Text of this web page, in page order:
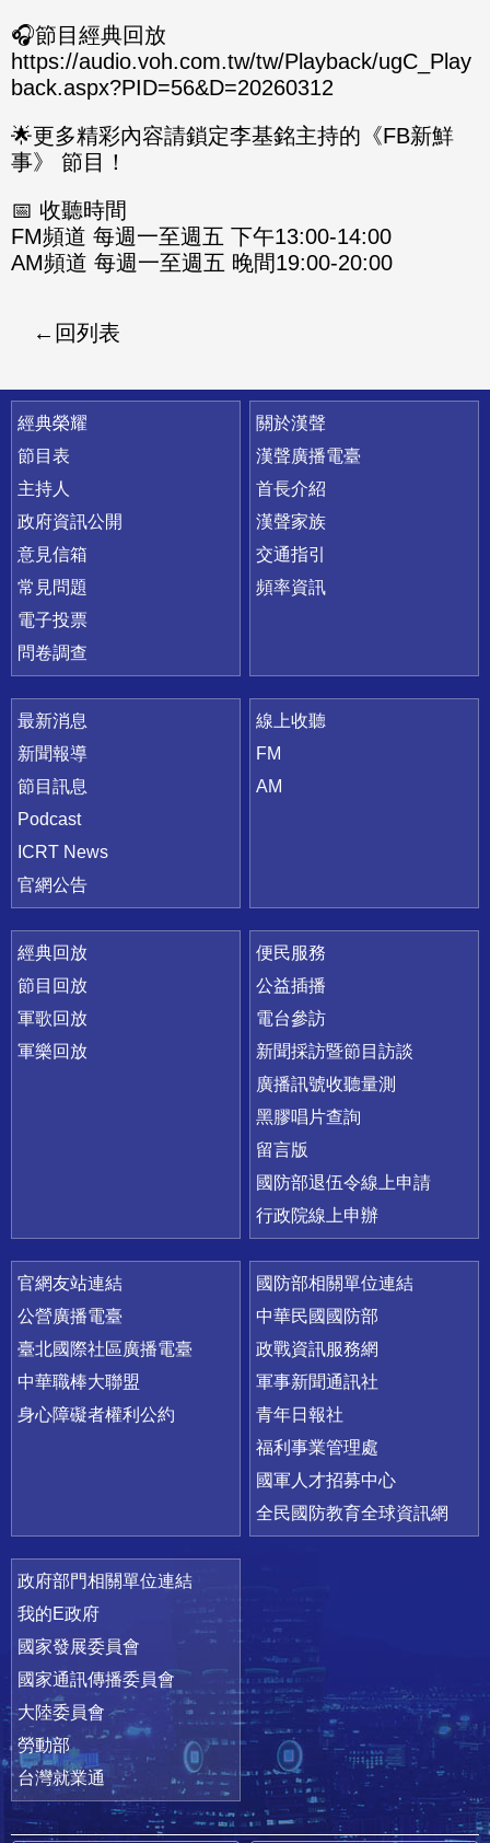
🎧節目經典回放
https://audio.voh.com.tw/tw/Playback/ugC_Play
back.aspx?PID=56&D=20260312
🌟更多精彩內容請鎖定李基銘主持的《FB新鮮
事》 節目！
📅 收聽時間
FM頻道 每週一至週五 下午13:00-14:00
AM頻道 每週一至週五 晚間19:00-20:00
回列表
快速連結
經典榮耀
節目表
主持人
政府資訊公開
意見信箱
常見問題
電子投票
問卷調查
關於漢聲
漢聲廣播電臺
首長介紹
漢聲家族
交通指引
頻率資訊
最新消息
新聞報導
節目訊息
Podcast
ICRT News
官網公告
線上收聽
FM
AM
經典回放
節目回放
軍歌回放
軍樂回放
便民服務
公益插播
電台參訪
新聞採訪暨節目訪談
廣播訊號收聽量測
黑膠唱片查詢
留言版
國防部退伍令線上申請
行政院線上申辦
官網友站連結
公營廣播電臺
臺北國際社區廣播電臺
中華職棒大聯盟
身心障礙者權利公約
國防部相關單位連結
中華民國國防部
政戰資訊服務網
軍事新聞通訊社
青年日報社
福利事業管理處
國軍人才招募中心
全民國防教育全球資訊網
政府部門相關單位連結
我的E政府
國家發展委員會
國家通訊傳播委員會
大陸委員會
勞動部
台灣就業通